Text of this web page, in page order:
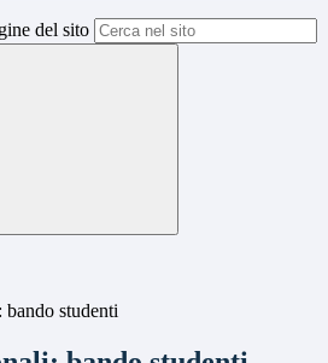
del sito
bando studenti